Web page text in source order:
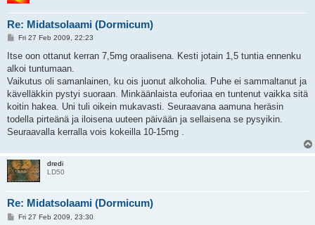
Re: Midatsolaami (Dormicum)
P
s
Fri 27 Feb 2009, 22:23
Itse oon ottanut kerran 7,5mg oraalisena. Kesti jotain 1,5 tuntia ennenku
alkoi tuntumaan.
Vaikutus oli samanlainen, ku ois juonut alkoholia. Puhe ei sammaltanut ja
kävelläkkin pystyi suoraan. Minkäänlaista euforiaa en tuntenut vaikka sitä
koitin hakea. Uni tuli oikein mukavasti. Seuraavana aamuna heräsin
todella pirteänä ja iloisena uuteen päivään ja sellaisena se pysyikin.
Seuraavalla kerralla vois kokeilla 10-15mg .
dredi
LD50
Re: Midatsolaami (Dormicum)
PFri 27 Feb 2009, 23:30